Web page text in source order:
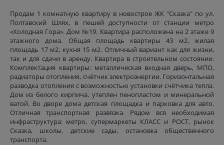
Продам 1 комнатную квартиру в новострое ЖК "Сказка" по ул.
Полтавский Шлях, в пешей доступности от станции метро
«Холодная Гора». Дом №19. Квартира расположена на 2 этаже 9
этажного дома. Общая площадь квартиры 43 м2, жилая
площадь 17 м2, кухня 15 м2. Отличный вариант как для жизни,
так и для сдачи в аренду. Квартира в строительном состоянии.
Комплектация квартиры: металлическая входная дверь, МПО,
радиаторы отопления, счётчик электроэнергии. Горизонтальная
разводка отопления с возможностью установки счётчика тепла.
Дом из белого кирпича, утеплен пенопластом и минеральной
ватой. Во дворе дома детская площадка и парковка для авто.
Отличная транспортная развязка. Рядом вся необходимая
инфраструктура: метро, супермаркеты КЛАСС и РОСТ, рынок
Сказка, школы, детские сады, остановка общественного
транспорта.